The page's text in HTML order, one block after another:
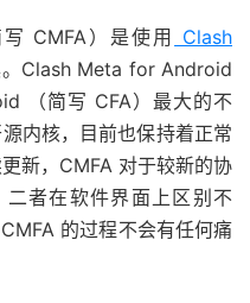
CMFA）是使用
Clash
Clash Meta for Android
（简写 CFA）最大的不
内核，目前也保持着正常
新，CMFA 对于较新的协
者在软件界面上区别不
的过程不会有任何痛